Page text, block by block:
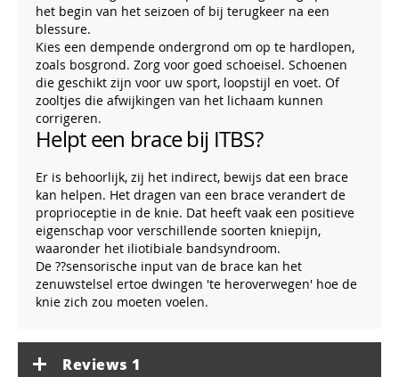
het begin van het seizoen of bij terugkeer na een
blessure.
Kies een dempende ondergrond om op te hardlopen,
zoals bosgrond. Zorg voor goed schoeisel. Schoenen
die geschikt zijn voor uw sport, loopstijl en voet. Of
zooltjes die afwijkingen van het lichaam kunnen
corrigeren.
Helpt een brace bij ITBS?
Er is behoorlijk, zij het indirect, bewijs dat een brace
kan helpen. Het dragen van een brace verandert de
proprioceptie in de knie. Dat heeft vaak een positieve
eigenschap voor verschillende soorten kniepijn,
waaronder het iliotibiale bandsyndroom.
De ??sensorische input van de brace kan het
zenuwstelsel ertoe dwingen 'te heroverwegen' hoe de
knie zich zou moeten voelen.
Reviews 1